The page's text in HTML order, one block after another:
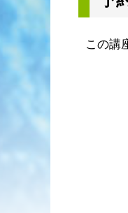
この講